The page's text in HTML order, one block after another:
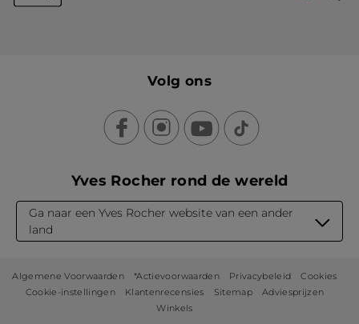
Volg ons
Yves Rocher rond de wereld
Ga naar een Yves Rocher website van een ander
land
Algemene Voorwaarden *Actievoorwaarden Privacybeleid
Cookies
Cookie-instellingen
Klantenrecensies Sitemap
Adviesprijzen
Winkels